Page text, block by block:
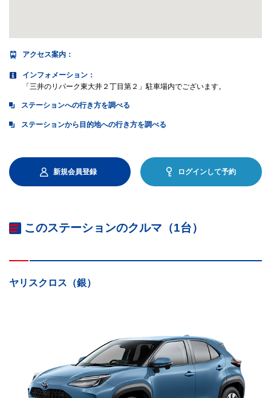
アクセス案内 ：
インフォメーション：
「三井のリパーク東大井２丁目第２」駐車場内でございます。
ステーションへの行き方を調べる
ステーションから目的地への行き方を調べる
新規会員登録 ログインして予約
このステーションのクルマ（1台）
ヤリスクロス（銀）